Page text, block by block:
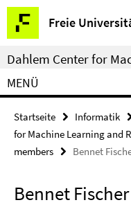
Springe
direkt
zu
Inhalt
Freie
Service-
Navigation
Dahlem Center for
MENÜ
Startseite Informatik
for Machine Learning and
members
Bennet
Bennet Fischer